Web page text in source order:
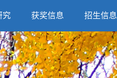
究 获奖信息 招生信息